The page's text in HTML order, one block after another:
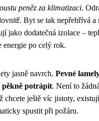
peněz za klimatizaci.
Byt se tak nepřehřívá
jako dodatečná izolace –
energie po celý rok.
jasně navrch. Pevné
pěkně potrápit. Není to
chcete ještě víc jistoty,
spustit při požáru.